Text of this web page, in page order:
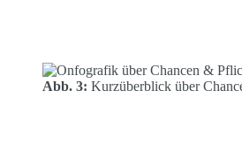
Abb. 3: Kurzüberblick über